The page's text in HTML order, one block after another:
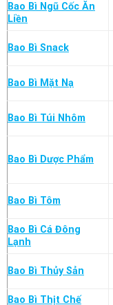
Bao Bì Ngũ Cốc Ăn
Liền
Bao Bì Snack
Bao Bì Mặt Nạ
Bao Bì Túi Nhôm
Bao Bì Dược Phẩm
Bao Bì Tôm
Bao Bì Cá Đông
Lạnh
Bao Bì Thủy Sản
Bao Bì Thịt Chế